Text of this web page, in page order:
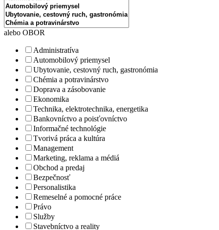
alebo OBOR
Administratíva
Automobilový priemysel
Ubytovanie, cestovný ruch, gastronómia
Chémia a potravinárstvo
Doprava a zásobovanie
Ekonomika
Technika, elektrotechnika, energetika
Bankovníctvo a poisťovníctvo
Informačné technológie
Tvorivá práca a kultúra
Management
Marketing, reklama a médiá
Obchod a predaj
Bezpečnosť
Personalistika
Remeselné a pomocné práce
Právo
Služby
Stavebníctvo a reality